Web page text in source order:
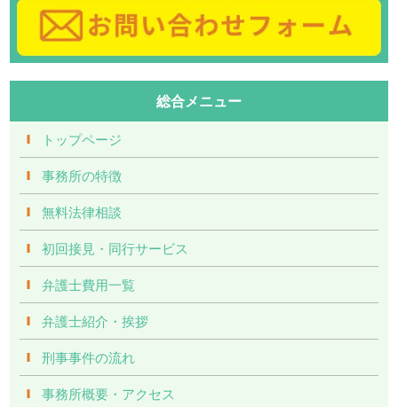
総合メニュー
トップページ
事務所の特徴
無料法律相談
初回接見・同行サービス
弁護士費用一覧
弁護士紹介・挨拶
刑事事件の流れ
事務所概要・アクセス